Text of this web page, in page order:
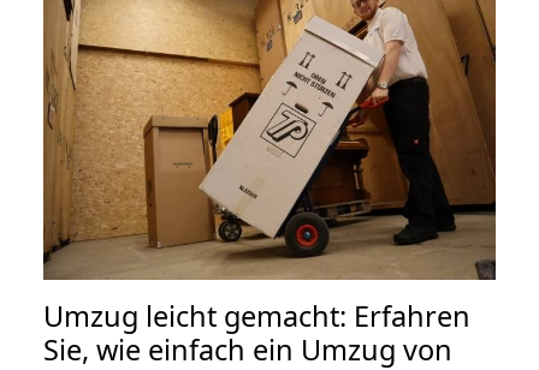
Umzug leicht gemacht: Erfahren
Sie, wie einfach ein Umzug von